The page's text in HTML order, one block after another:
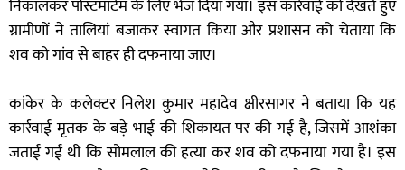
निकालकर पोस्टमार्टम के लिए भेज दिया गया। इस कार्रवाई को देखते हुए
ग्रामीणों ने तालियां बजाकर स्वागत किया और प्रशासन को चेताया कि
शव को गांव से बाहर ही दफनाया जाए।
कांकेर के कलेक्टर निलेश कुमार महादेव क्षीरसागर ने बताया कि यह
कार्रवाई मृतक के बड़े भाई की शिकायत पर की गई है, जिसमें आशंका
जताई गई थी कि सोमलाल की हत्या कर शव को दफनाया गया है। इस